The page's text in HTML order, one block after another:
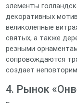
элементы
декоративных
великолепные
святых, а также
резными
сопровождаются
создает
4. Рынок